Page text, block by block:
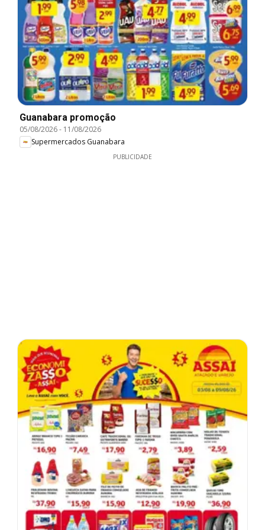
Guanabara promoção
05/08/2026- 11/08/2026
Supermercados Guanabara
PUBLICIDADE